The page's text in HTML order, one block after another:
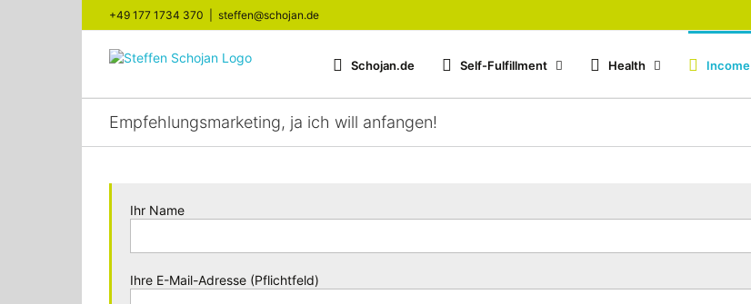
+49 177 1734 370 steffen@schojan.de
Schojan.de Self-Fulfillment Health Income
Empfehlungsmarketing, ja ich will anfangen!
Ihr Name
Ihre E-Mail-Adresse (Pflichtfeld)